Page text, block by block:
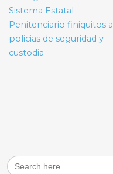
entradas
Sistema Estatal
Penitenciario finiquitos a
policias de seguridad y
custodia
Search
for: